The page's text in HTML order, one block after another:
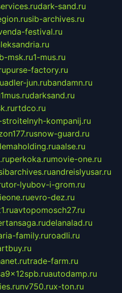
dark-sand.ru
sib-archives.ru
festival.ru
msk.ru1-mus.ru
purse-factory.ru
adler-jun.rubandamn.ru
1mus.rudarksand.ru
rtdco.ru
kompanij.ru
snow-guard.ru
aalse.ru
perkoka.rumovie-one.ru
andreislyusar.ru
tor-lyubov-i-grom.ru
evro-dez.ru
avtopomosch27.ru
delanalad.ru
family.ruroadli.ru
trade-farm.ru
autodamp.ru
nv750.rux-ton.ru